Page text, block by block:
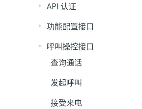
API 认证
功能配置接口
呼叫操控接口
查询通话
发起呼叫
接受来电